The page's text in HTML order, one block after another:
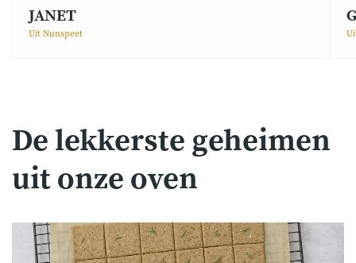
JANET
Uit Nunspeet
De lekkerste geheimen
uit onze oven